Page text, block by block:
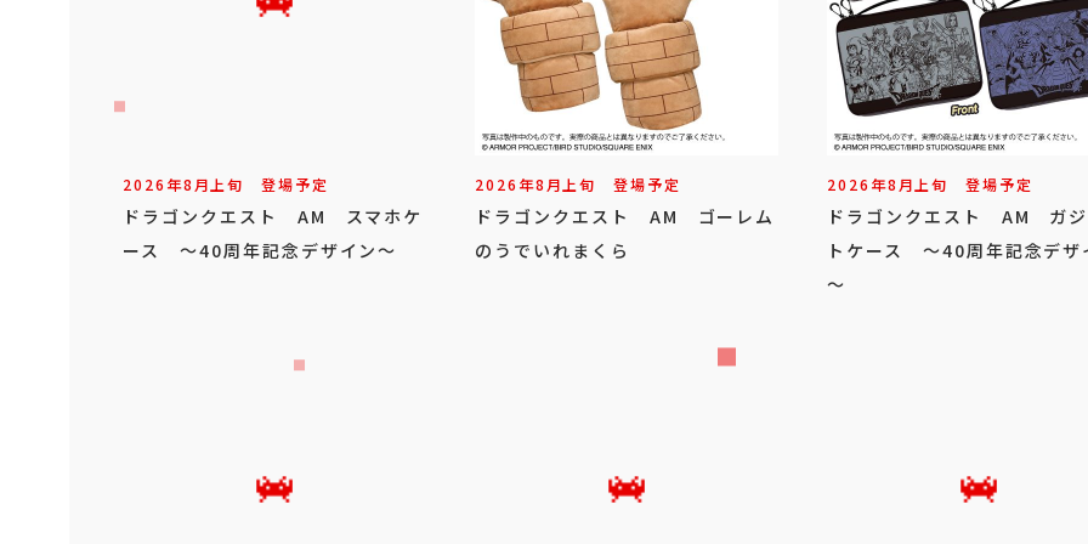
2026年8月上旬 登場予定
ドラゴンクエスト AM スマホケ
ース ～40周年記念デザイン～
2026年8月上旬 登場予定
ドラゴンクエスト AM ゴーレム
のうでいれまくら
2026年8月上旬 登場予定
ドラゴンクエスト AM ガ
トケース ～40周年記念デザ
～